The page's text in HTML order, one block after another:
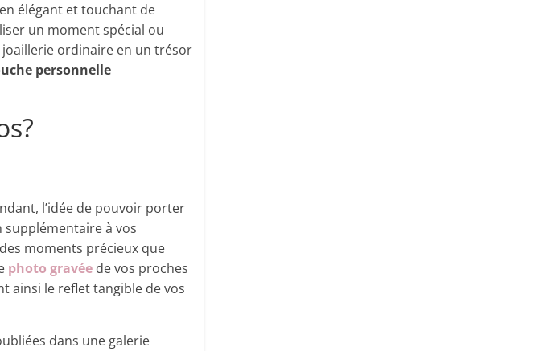
élégant et touchant de
un moment spécial ou
ordinaire en un trésor
personnelle
l’idée de pouvoir porter
à vos
moments précieux que
photo gravée de vos proches
ainsi le reflet tangible de vos
dans une galerie